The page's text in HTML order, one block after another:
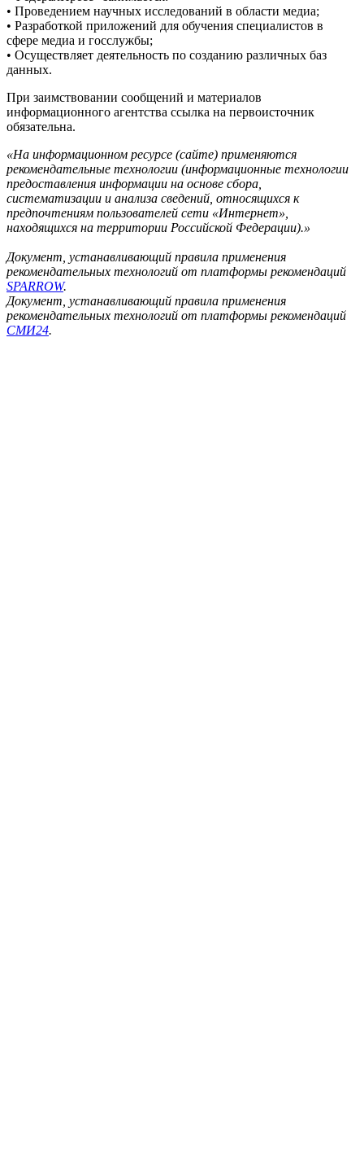
• Проведением научных исследований в области медиа;
• Разработкой приложений для обучения специалистов в
сфере медиа и госслужбы;
• Осуществляет деятельность по созданию различных баз
данных.
При заимствовании сообщений и материалов
информационного агентства ссылка на первоисточник
обязательна.
«На информационном ресурсе (сайте) применяются
рекомендательные технологии (информационные технологии
предоставления информации на основе сбора,
систематизации и анализа сведений, относящихся к
предпочтениям пользователей сети «Интернет»,
находящихся на территории Российской Федерации).»
Документ, устанавливающий правила применения
рекомендательных технологий от платформы рекомендаций
SPARROW.
Документ, устанавливающий правила применения
рекомендательных технологий от платформы рекомендаций
СМИ24.